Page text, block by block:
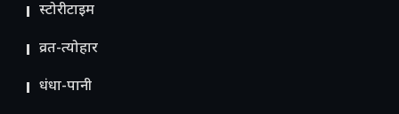
स्टोरीटाइम
व्रत-त्योहार
धंधा-पानी